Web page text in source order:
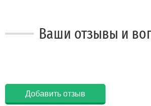
Ваши отзывы и
Добавить отзыв